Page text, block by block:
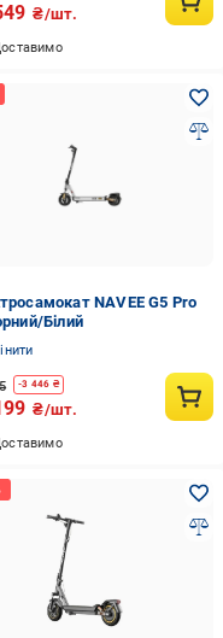
₴/шт.
NAVEE G5 Pro
Білий
-3 446 ₴
₴/шт.